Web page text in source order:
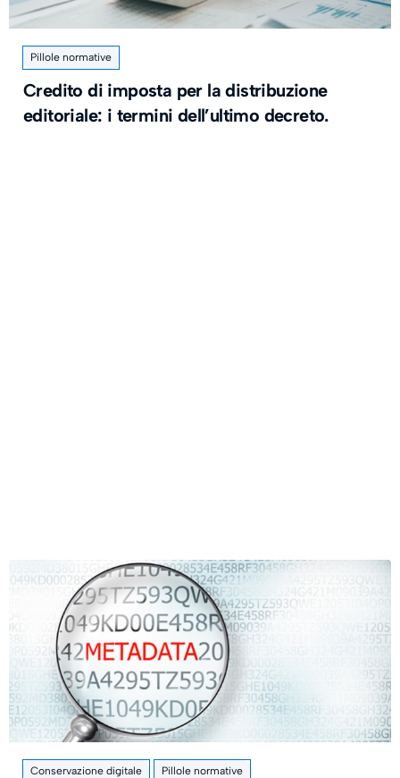
Pillole normative
Credito di imposta per la distribuzione
editoriale: i termini dell’ultimo decreto.
Conservazione digitale Pillole normative